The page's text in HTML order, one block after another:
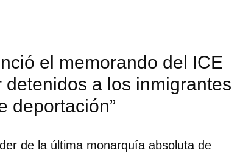
el memorando del ICE
a los inmigrantes
deportación”
de la última monarquía absoluta de